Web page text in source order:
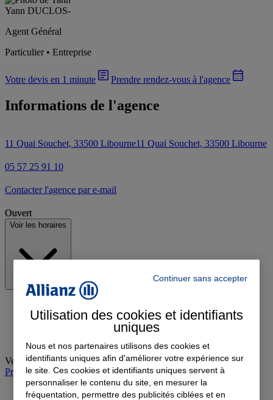
Yann DUCLOS-
Agent Général
Particulier • Entreprise
Votre devis en 1 minute Prendre rendez-vous à l'agence
Informations de l'agence
11 Quai Souchet, 33500 Libourne11 Quai Souchet, 33500 Libourne
05 57 25 91 10
Contacter l'agence par e-mail
Ouvert
Voir les horaires
Vendredi: 09:00-12:30, 14:00-17:00
Prendre rendez-vous à l'agence
Continuer sans accepter
Utilisation des cookies et identifiants
uniques
Nous et nos partenaires utilisons des cookies et
identifiants uniques afin d'améliorer votre expérience sur
le site. Ces cookies et identifiants uniques servent à
personnaliser le contenu du site, en mesurer la
fréquentation, permettre des publicités ciblées et en